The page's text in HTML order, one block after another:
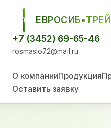
ЕСТ
+7 (3452) 69-65-46
rosmaslo72@mail.ru
О компанииПродукция
Оставить заявку